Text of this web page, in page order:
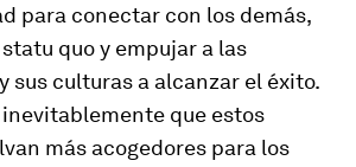
para conectar con los demás,
quo y empujar a las
sus culturas a alcanzar el éxito.
que estos
más acogedores para los